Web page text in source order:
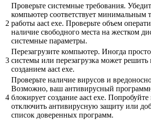
2
Проверьте системные требования.
компьютер соответствует минимальным
работы aact exe. Проверьте объем
наличие свободного места на жестком
системные параметры.
3
Перезагрузите компьютер. Иногда
системы или перезагрузка может решить
созданием aact exe.
4
Проверьте наличие вирусов и
Возможно, ваш антивирусный
блокирует создание aact exe.
отключить антивирусную защиту или
список доверенных программ.